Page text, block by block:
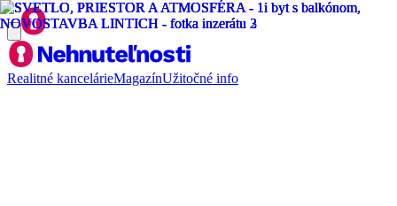
Realitné kancelárieMagazínUžitočné info